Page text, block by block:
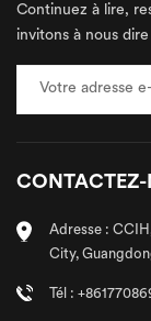
Continuez à lire,
invitons à nous
CONTACTEZ-
Adresse :
City,
Tél :